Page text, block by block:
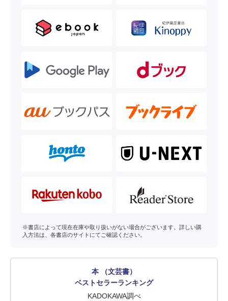
※書店によって現在在庫や取り扱いがない場合がございます。詳しい購
入方法は、各書店のサイトにてご確認ください。
本 （文芸書）
ベストセラーランキング
KADOKAWA調べ